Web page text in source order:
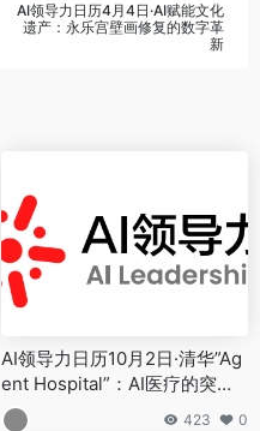
AI领导力日历4月4日·AI赋能文化
遗产：永乐宫壁画修复的数字革
新
AI领导力日历10月2日·清华”Ag
ent Hospital”：AI医疗的突破
性探索与商业启示
423 0